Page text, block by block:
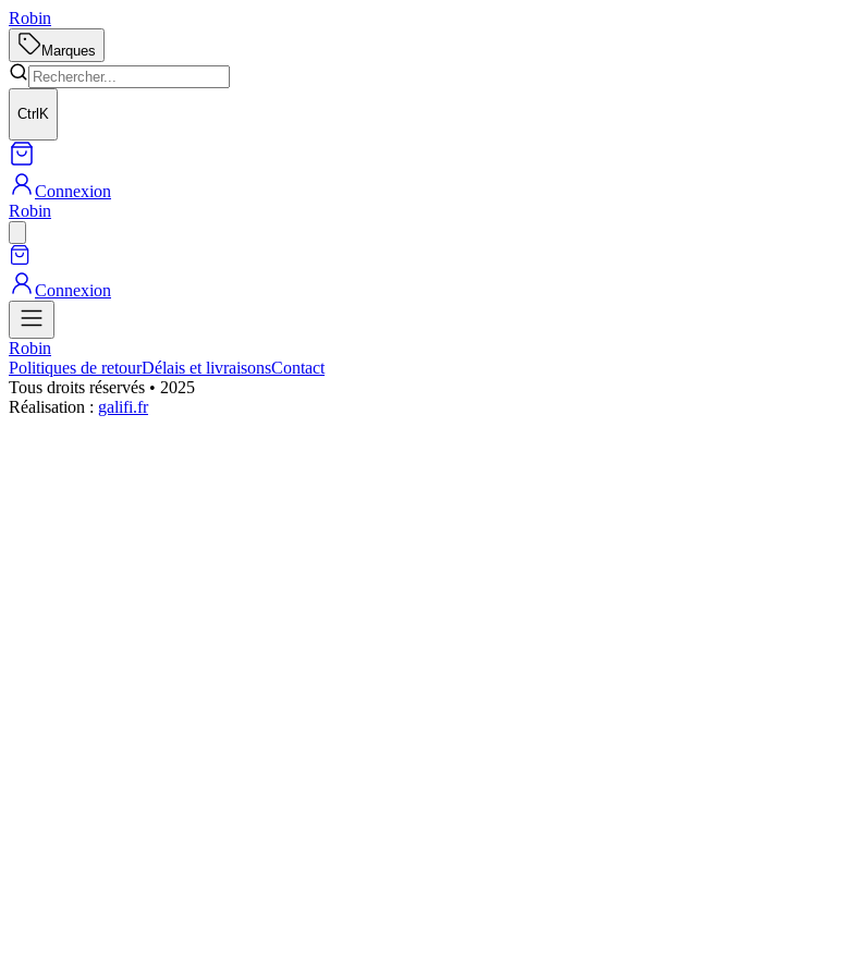
Robin
Marques
Ctrl K
Connexion
Robin
Connexion
Robin
Politiques de retourDélais et livraisonsContact
Tous droits réservés • 2025
Réalisation : galifi.fr